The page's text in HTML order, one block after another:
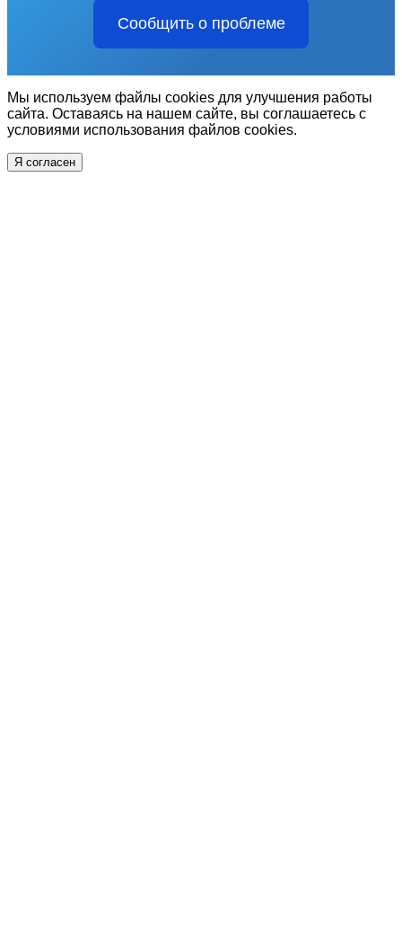
Сообщить о проблеме
Мы используем файлы cookies для улучшения работы
сайта. Оставаясь на нашем сайте, вы соглашаетесь с
условиями использования файлов cookies.
Я согласен